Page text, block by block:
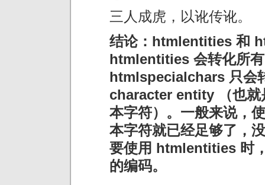
三人成虎，以讹传讹。
结论：htmlentities 和
htmlentities 会转化所
htmlspecialchars 只会
character entity （也就
本字符）。一般来说，
本字符就已经足够了，
要使用 htmlentities 时
的编码。